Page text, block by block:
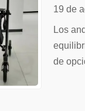
19 de
Los
de